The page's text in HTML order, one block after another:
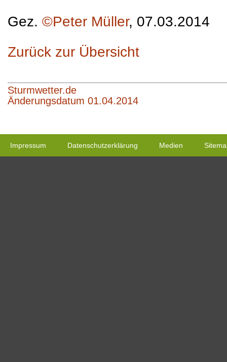
Gez. ©Peter Müller, 07.03.2014
Zurück zur Übersicht
Sturmwetter.de
Änderungsdatum 01.04.2014
Impressum Datenschutzerklärung Medien